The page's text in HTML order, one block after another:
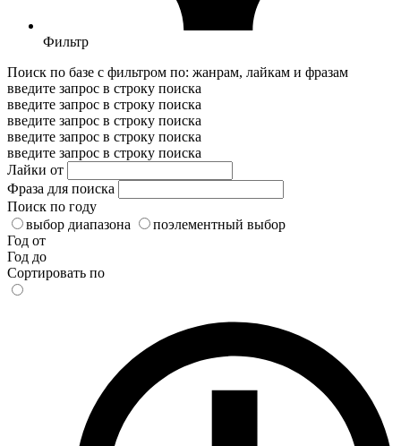
Фильтр
Поиск по базе с фильтром по: жанрам, лайкам и фразам
введите запрос в строку поиска
введите запрос в строку поиска
введите запрос в строку поиска
введите запрос в строку поиска
введите запрос в строку поиска
Лайки от
Фраза для поиска
Поиск по году
выбор диапазона
поэлементный выбор
Год от
Год до
Сортировать по